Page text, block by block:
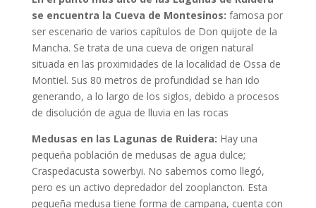
se encuentra la Cueva de Montesinos: famosa por
ser escenario de varios capítulos de Don quijote de la
Mancha. Se trata de una cueva de origen natural
situada en las proximidades de la localidad de Ossa de
Montiel. Sus 80 metros de profundidad se han ido
generando, a lo largo de los siglos, debido a procesos
de disolución de agua de lluvia en las rocas
Medusas en las Lagunas de Ruidera: Hay una
pequeña población de medusas de agua dulce;
Craspedacusta sowerbyi. No sabemos como llegó,
pero es un activo depredador del zooplancton. Esta
pequeña medusa tiene forma de campana, cuenta con